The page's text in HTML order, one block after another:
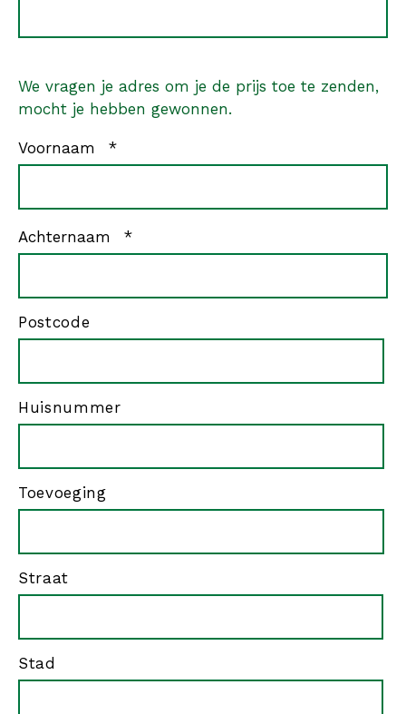
We vragen je adres om je de prijs toe te zenden,
mocht je hebben gewonnen.
Voornaam *verplicht
Achternaam *verplicht
Adres
Postcode
Huisnummer
Toevoeging
Straat
Stad